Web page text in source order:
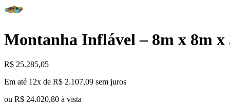
Montanha Inflável – 8m x 8m x
R$ 25.285,05
Em até 12x de R$ 2.107,09 sem juros
ou R$ 24.020,80 à vista